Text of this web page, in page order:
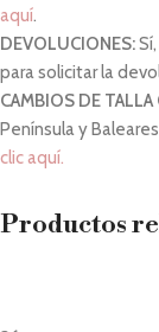
aquí.
DEVOLUCIONES:
para solicitar la
CAMBIOS DE
Península y
clic aquí.
Productos